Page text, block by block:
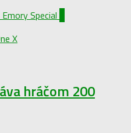
X
hráčom 200